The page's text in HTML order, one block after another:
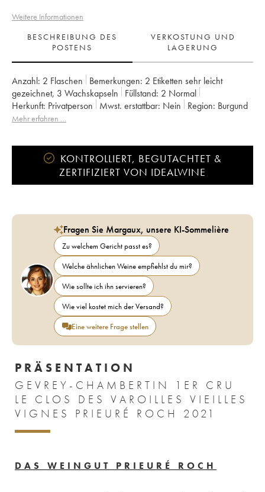
Weitere Informationen
BESCHREIBUNG DES
POSTENS
VERKOSTUNG UND
LAGERUNG
Anzahl: 2 Flaschen Bemerkungen: 2 Etiketten sehr leicht
gezeichnet, 3 Wachskapseln Füllstand: 2 Normal
Herkunft:
privatperson Mwst. erstattbar: nein Region:
Burgund
Appellation:
Mehr erfahren …
KONTROLLIERT, BEGUTACHTET &
ZERTIFIZIERT VON IDEALWINE
Fragen Sie Margaux, unsere KI-Sommelière
Zu welchem Gericht passt es?
Welche ähnlichen Weine empfiehlst du mir?
Wie sollte ich ihn servieren?
Wie viel kostet mich der Versand?
Eine weitere Frage stellen
PRÄSENTATION
GEVREY-CHAMBERTIN 1ER CRU
LE CLOS DES VAROILLES VIEILLES
VIGNES PRIEURÉ ROCH 2021
DAS WEINGUT PRIEURÉ ROCH